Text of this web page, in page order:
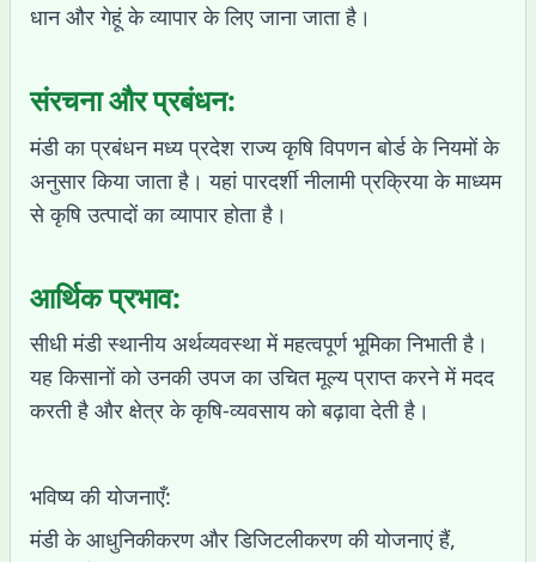
धान और गेहूं के व्यापार के लिए जाना जाता है।
संरचना और प्रबंधन:
मंडी का प्रबंधन मध्य प्रदेश राज्य कृषि विपणन बोर्ड के नियमों के
अनुसार किया जाता है। यहां पारदर्शी नीलामी प्रक्रिया के माध्यम
से कृषि उत्पादों का व्यापार होता है।
आर्थिक प्रभाव:
सीधी मंडी स्थानीय अर्थव्यवस्था में महत्वपूर्ण भूमिका निभाती है।
यह किसानों को उनकी उपज का उचित मूल्य प्राप्त करने में मदद
करती है और क्षेत्र के कृषि-व्यवसाय को बढ़ावा देती है।
भविष्य की योजनाएँ:
मंडी के आधुनिकीकरण और डिजिटलीकरण की योजनाएं हैं,